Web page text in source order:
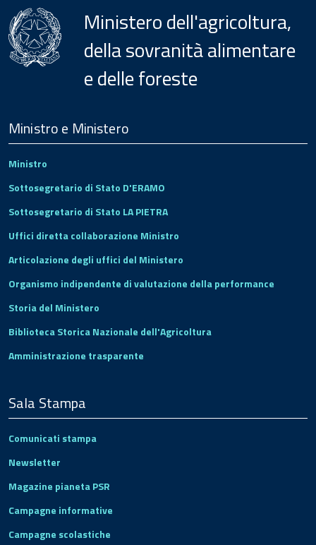
Ministero dell'agricoltura,
della sovranità alimentare
e delle foreste
Footer
Ministro e Ministero
Ministro
Sottosegretario di Stato D'ERAMO
Sottosegretario di Stato LA PIETRA
Uffici diretta collaborazione Ministro
Articolazione degli uffici del Ministero
Organismo indipendente di valutazione della performance
Storia del Ministero
Biblioteca Storica Nazionale dell'Agricoltura
Amministrazione trasparente
Sala Stampa
Comunicati stampa
Newsletter
Magazine pianeta PSR
Campagne informative
Campagne scolastiche